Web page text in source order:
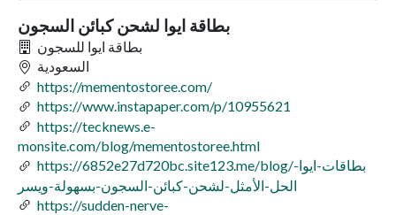
بطاقة ايوا لشحن كبائن السجون
بطاقة ايوا للسجون
السعودية
https://mementostoree.com/
https://www.instapaper.com/p/10955621
https://tecknews.e-
monsite.com/blog/mementostoree.html
https://6852e27d720bc.site123.me/blog/بطاقات-ايوا-
الحل-الأمثل-لشحن-كبائن-السجون-بسهولة-ويسر
https://sudden-nerve-